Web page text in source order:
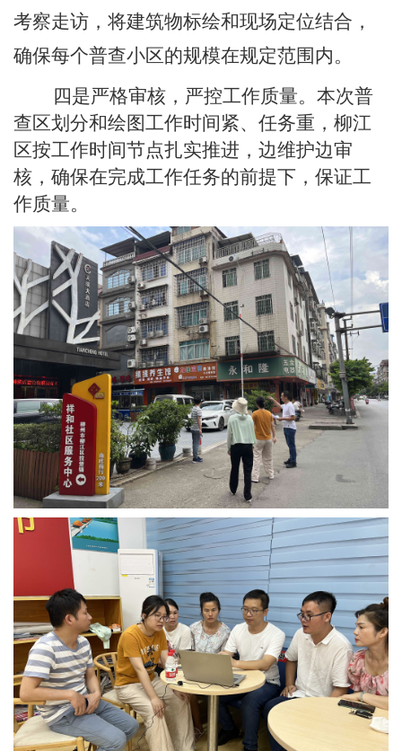
考察走访，将建筑物标绘和现场定位结合，
确保每个普查小区的规模在规定范围内。
四是严格审核，严控工作质量。本次普
查区划分和绘图工作时间紧、任务重，柳江
区按工作时间节点扎实推进，边维护边审
核，确保在完成工作任务的前提下，保证工
作质量。